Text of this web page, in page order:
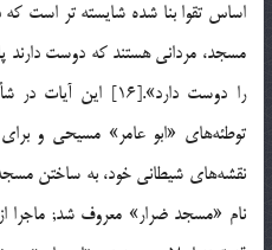
اساس تقوا بنا شده شايسته تر است كه
مسجد، مرداني هستند كه دوست دارند
را دوست دارد».[16]
توطئه‌هاي «ابو عامر» مسيحي و
نقشه‌هاي شيطاني خود، به ساختن
نام «مسجد ضرار» معروف شد; ماجرا